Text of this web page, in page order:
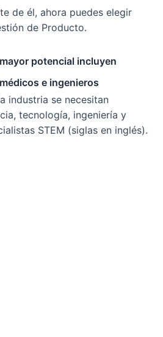
de él, ahora puedes elegir
de Producto.
potencial incluyen
e ingenieros
industria se necesitan
tecnología, ingeniería y
STEM (siglas en inglés).